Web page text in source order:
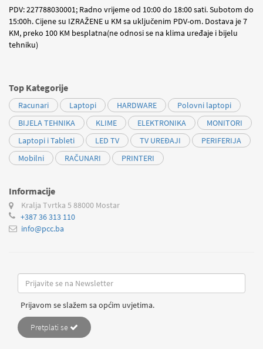
PDV: 227788030001; Radno vrijeme od 10:00 do 18:00 sati. Subotom do
15:00h. Cijene su IZRAŽENE u KM sa uključenim PDV-om. Dostava je 7
KM, preko 100 KM besplatna(ne odnosi se na klima uređaje i bijelu
tehniku)
Top Kategorije
Racunari Laptopi HARDWARE
Polovni laptopi
BIJELA TEHNIKA
KLIME ELEKTRONIKA
MONITORI
Laptopi i Tableti
LED TV TV UREĐAJI
PERIFERIJA
Mobilni
RAČUNARI PRINTERI
Informacije
Kralja Tvrtka 5 88000 Mostar
+387 36 313 110
info@pcc.ba
Prijavom se slažem sa općim uvjetima.
Pretplati se